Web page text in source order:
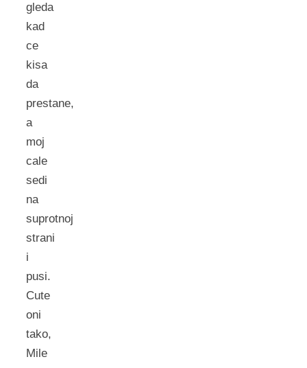
gleda
kad
ce
kisa
da
prestane,
a
moj
cale
sedi
na
suprotnoj
strani
i
pusi.
Cute
oni
tako,
Mile